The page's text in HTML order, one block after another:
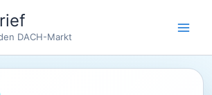
DACH-Markt